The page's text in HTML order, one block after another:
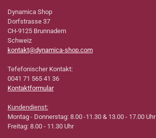
Dynamica Shop
Dorfstrasse 37
CH-9125 Brunnadern
Schweiz
kontakt@dynamica-shop.com
Tefefonischer Kontakt:
0041 71 565 41 36
Kontaktformular
Kundendienst:
Montag - Donnerstag: 8.00 -11.30 & 13.00 - 17.00 Uhr
Freitag: 8.00 - 11.30 Uhr